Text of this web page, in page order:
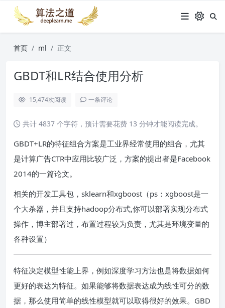
首页 ml 正文
GBDT和LR结合使用分析
15,474次阅读 一条评论
共计 4837 个字符，预计需要花费 13 分钟才能阅读完成。
GBDT+LR的特征组合方案是工业界经常使用的组合，尤其
是计算广告CTR中应用比较广泛，方案的提出者是Facebook
2014的一篇论文。
相关的开发工具包，sklearn和xgboost（ps：xgboost是一
个大杀器，并且支持hadoop分布式,你可以部署实现分布式
操作，博主部署过，布置过程较为负责，尤其是环境变量的
各种设置）
特征决定模型性能上界，例如深度学习方法也是将数据如何
更好的表达为特征。如果能够将数据表达成为线性可分的数
据，那么使用简单的线性模型就可以取得很好的效果。GBD